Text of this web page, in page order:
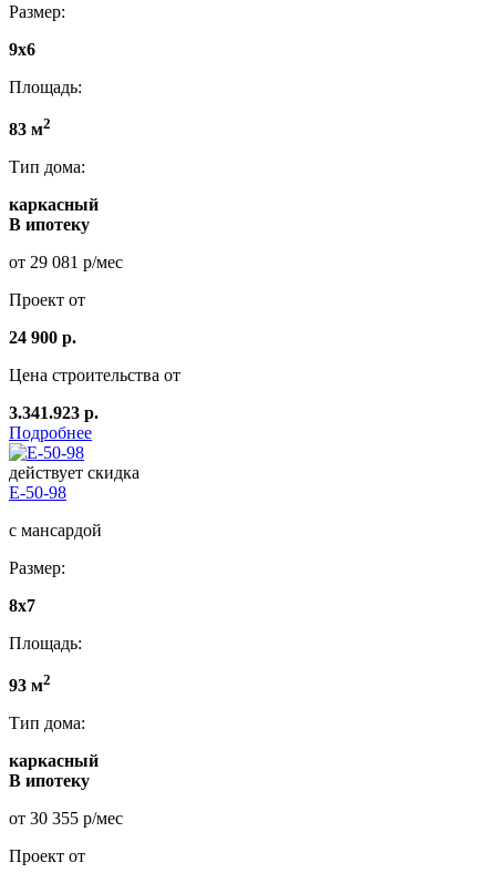
Размер:
9x6
Площадь:
83 м2
Тип дома:
каркасный
В ипотеку
от 29 081 р/мес
Проект от
24 900 р.
Цена строительства от
3.341.923 р.
Подробнее
действует скидка
E-50-98
с мансардой
Размер:
8x7
Площадь:
93 м2
Тип дома:
каркасный
В ипотеку
от 30 355 р/мес
Проект от